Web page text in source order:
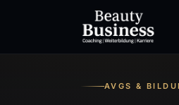
AVGS &